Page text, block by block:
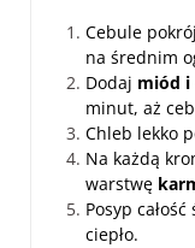
Cebule
na średnim
Dodaj miód i
minut, aż
Chleb lekko
Na każdą
warstwę
Posyp
ciepło.